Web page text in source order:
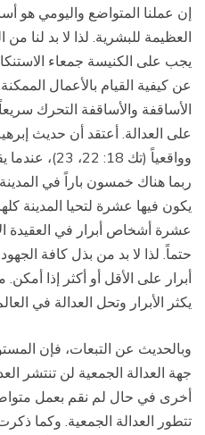
إن عملنا المتواضع واليومي هو
العظيمة للبشرية. لذا لا بد لنا
يجب على الكنيسة جمعاء
عن كيفية القيام بالأعمال
الأساقفة والأساقفة التحرك سريعاً
على العدالة. أعتقد أن حديث
وواقعياً (تك
ربما هناك خمسون باراً في
يكون فيها عشرة لتحيا المدينة
عشرة أشخاص أبرار في العقيدة
حتماً. لذا لا بد من بذل كافة
أبرار على الأقل أو أكثر إذا
يكثر الأبرار وتحل العدالة في
وبالحديث عن التبعات، فإن
جهة العدالة الجمعية لن تنتشر
أخرى في حال لم نقم بعمل
تتطور العدالة الجمعية. وكما